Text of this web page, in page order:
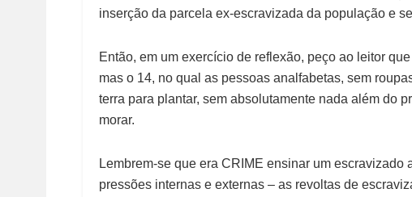
inserção da parcela ex-escravizada da população e
Então, em um exercício de reflexão, peço ao leitor
mas o 14, no qual as pessoas analfabetas, sem
terra para plantar, sem absolutamente nada além do
morar.
Lembrem-se que era CRIME ensinar um escravizado
pressões internas e externas – as revoltas de